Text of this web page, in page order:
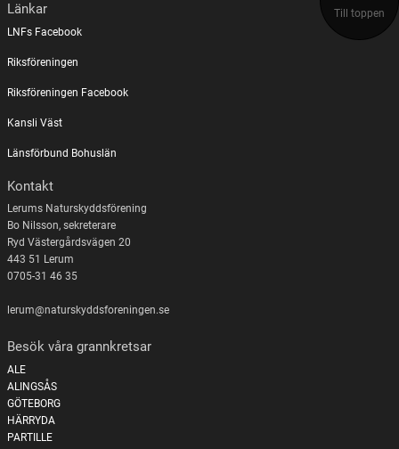
Till toppen
Länkar
LNFs Facebook
Riksföreningen
Riksföreningen Facebook
Kansli Väst
Länsförbund Bohuslän
Kontakt
Lerums Naturskyddsförening
Bo Nilsson, sekreterare
Ryd Västergårdsvägen 20
443 51 Lerum
0705-31 46 35
lerum@naturskyddsforeningen.se
Besök våra grannkretsar
ALE
ALINGSÅS
GÖTEBORG
HÄRRYDA
PARTILLE